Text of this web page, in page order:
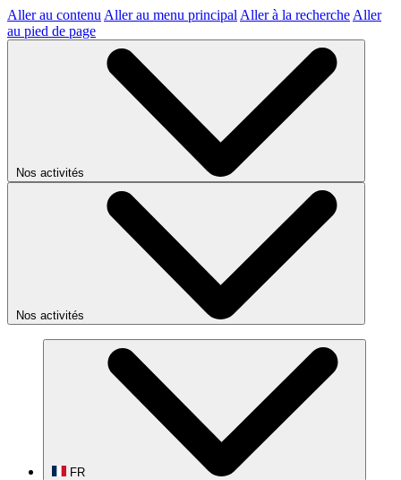
Aller au contenu Aller au menu principal Aller à la recherche Aller
au pied de page
Nos activités
Nos activités
FR